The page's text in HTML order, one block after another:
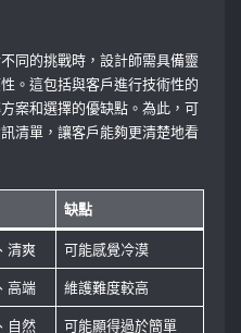
同的挑戰時，設計師需具備靈
。這包括與客戶進行技術性的
案和選擇的優缺點。為此，可
清單，讓客戶能夠更清楚地看
缺點
清爽
可能感覺冷漠
高端
維護難度較高
自然 可能顯得過於簡單